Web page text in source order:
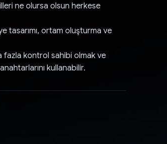
ne olursa olsun herkese
tasarımı, ortam oluşturma ve
fazla kontrol sahibi olmak ve
kullanabilir.